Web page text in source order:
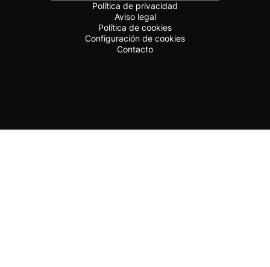
Política de privacidad
Aviso legal
Política de cookies
Configuración de cookies
Contacto